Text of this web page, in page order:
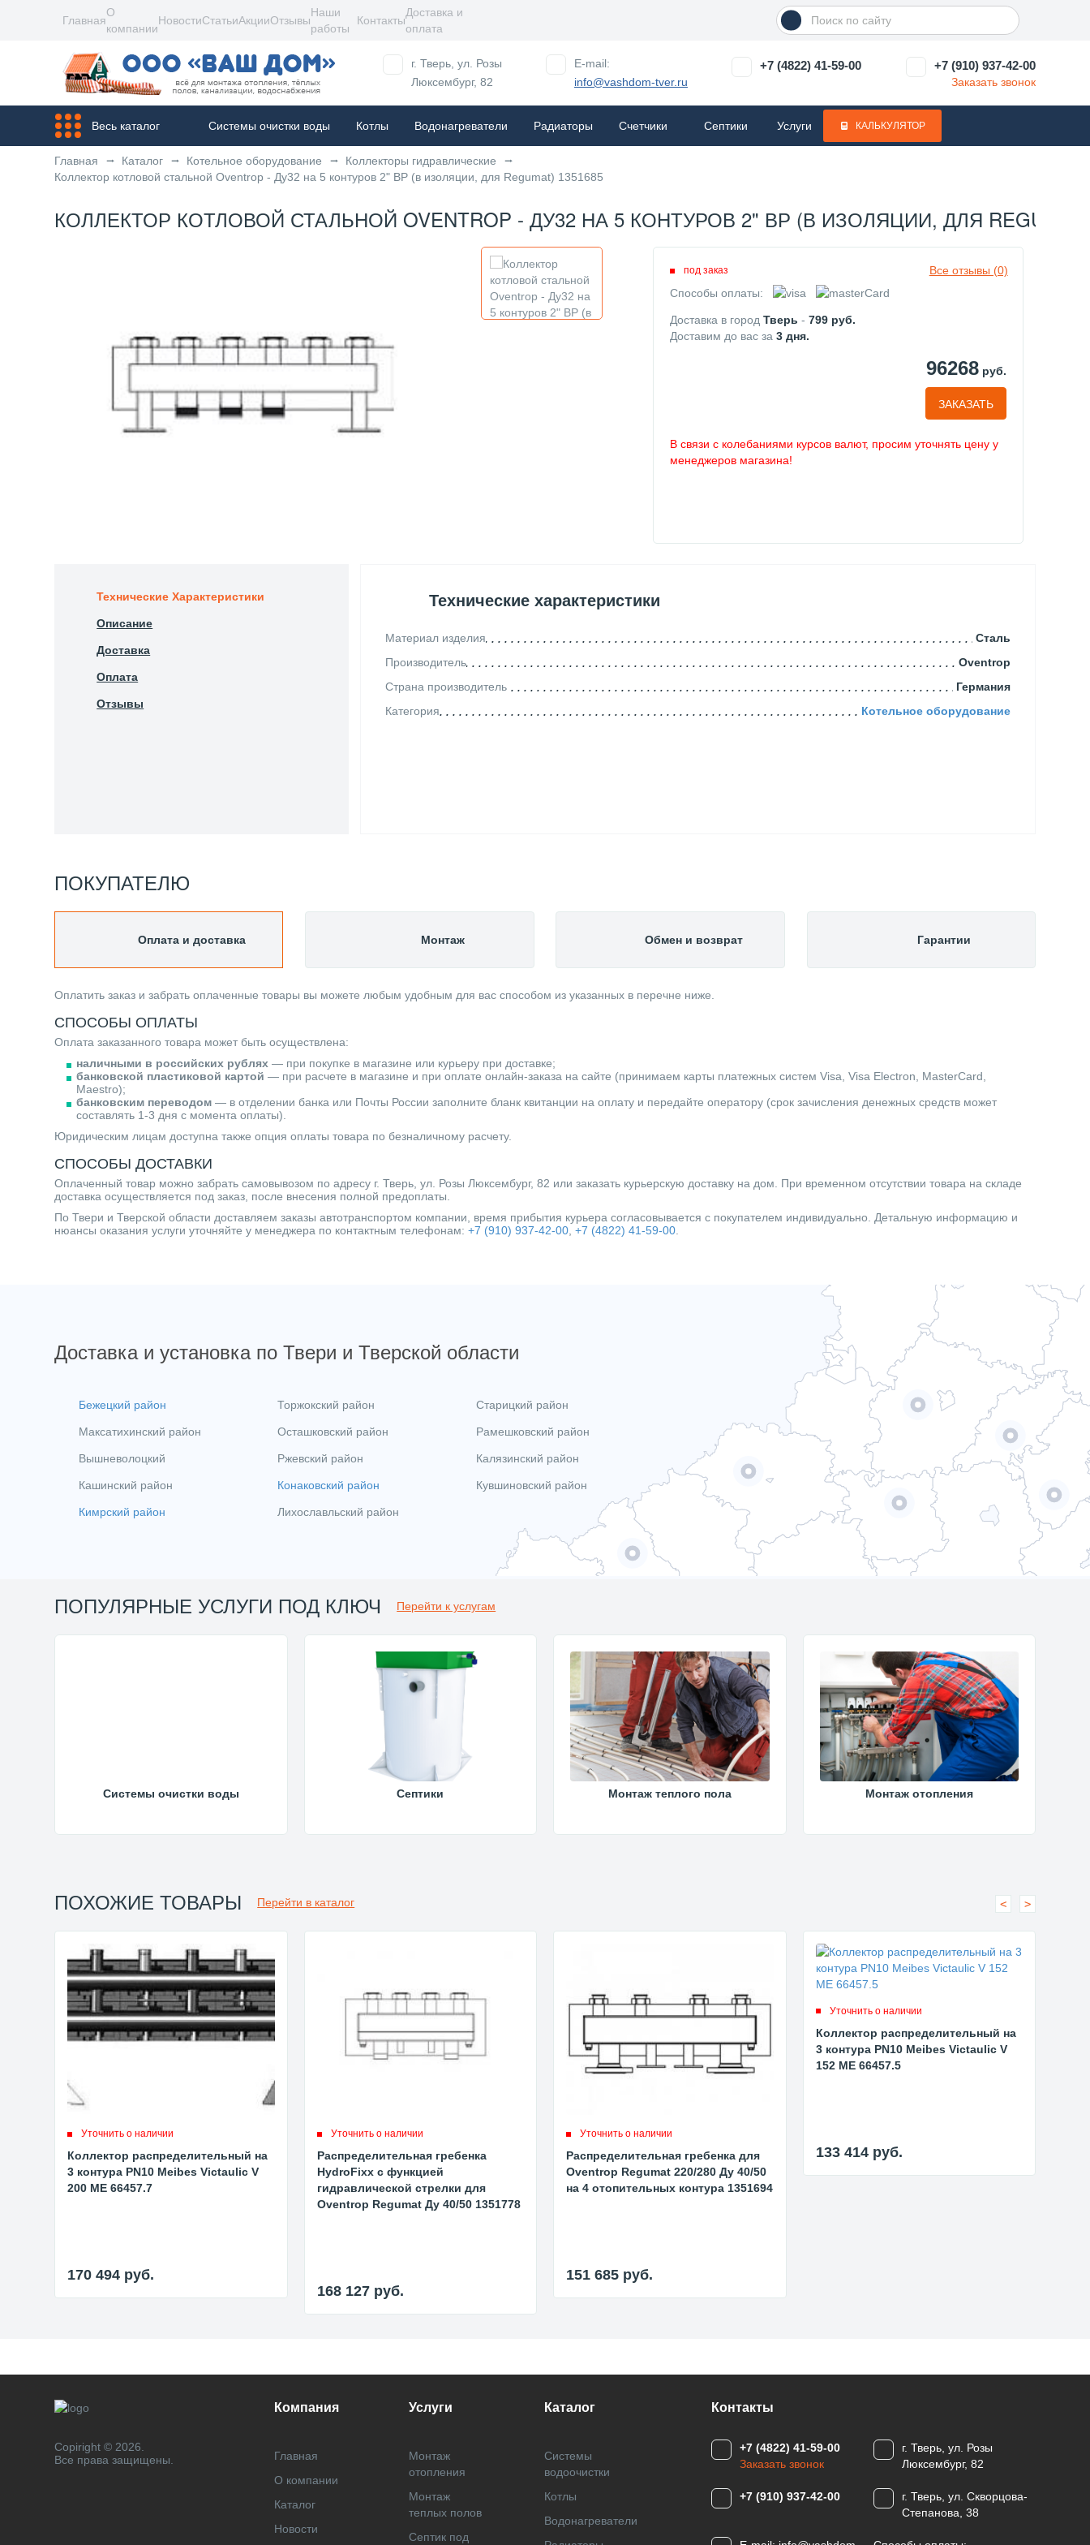
Главная
О
компании
НовостиСтатьиАкцииОтзывы
Наши
работы
Контакты
Доставка и
оплата
г. Тверь, ул. Розы
Люксембург, 82
E-mail:
info@vashdom-tver.ru
+7 (4822) 41-59-00 +7 (910) 937-42-00
Заказать звонок
Весь каталог Системы очистки воды Котлы Водонагреватели Радиаторы Cчетчики Септики Услуги КАЛЬКУЛЯТОР
Главная Каталог Котельное оборудование
Коллекторы гидравлические
Коллектор котловой стальной Oventrop - Ду32 на 5 контуров 2" ВР (в изоляции, для Regumat) 1351685
КОЛЛЕКТОР КОТЛОВОЙ СТАЛЬНОЙ OVENTROP - ДУ32 НА 5 КОНТУРОВ 2" ВР (В ИЗОЛЯЦИИ, ДЛЯ REGUMAT)
Все отзывы (0)
под заказ
Способы оплаты:
Доставка в город Тверь - 799 руб.
Доставим до вас за 3 дня.
96268руб.
ЗАКАЗАТЬ
В связи с колебаниями курсов валют, просим уточнять цену у
менеджеров магазина!
Технические Характеристики Технические характеристики
Материал изделия
Сталь
Производитель
Oventrop
Страна производитель
Германия
Категория
Котельное оборудование
Описание
Доставка
Оплата
Отзывы
ПОКУПАТЕЛЮ
Оплата и доставка
Оплатить заказ и забрать оплаченные товары вы можете любым удобным для вас способом из указанных в перечне ниже.
СПОСОБЫ ОПЛАТЫ
Оплата заказанного товара может быть осуществлена:
наличными в российских рублях — при покупке в магазине или курьеру при доставке;
банковской пластиковой картой — при расчете в магазине и при оплате онлайн-заказа на сайте (принимаем карты платежных систем Visa, Visa Electron, MasterCard,
Maestro);
банковским переводом — в отделении банка или Почты России заполните бланк квитанции на оплату и передайте оператору (срок зачисления денежных средств может
составлять 1-3 дня с момента оплаты).
Юридическим лицам доступна также опция оплаты товара по безналичному расчету.
СПОСОБЫ ДОСТАВКИ
Оплаченный товар можно забрать самовывозом по адресу г. Тверь, ул. Розы Люксембург, 82 или заказать курьерскую доставку на дом. При временном отсутствии товара на складе
доставка осуществляется под заказ, после внесения полной предоплаты.
По Твери и Тверской области доставляем заказы автотранспортом компании, время прибытия курьера согласовывается с покупателем индивидуально. Детальную информацию и
нюансы оказания услуги уточняйте у менеджера по контактным телефонам:+7 (910) 937-42-00 ,+7 (4822) 41-59-00
Монтаж Обмен и возврат Гарантии
Доставка и установка по Твери и Тверской области
Бежецкий район
Максатихинский район
Вышневолоцкий
Кашинский район
Кимрский район
Торжокский район
Осташковский район
Ржевский район
Конаковский район
Лихославльский район
Старицкий район
Рамешковский район
Калязинский район
Кувшиновский район
ПОПУЛЯРНЫЕ УСЛУГИ ПОД КЛЮЧ Перейти к услугам
Системы очистки воды Септики Монтаж теплого пола Монтаж отопления
ПОХОЖИЕ ТОВАРЫ Перейти в каталог
Уточнить о наличии
Коллектор распределительный на
3 контура PN10 Meibes Victaulic V
200 ME 66457.7
170 494 руб.
Уточнить о наличии
Распределительная гребенка
HydroFixx с функцией
гидравлической стрелки для
Oventrop Regumat Ду 40/50 1351778
168 127 руб.
Уточнить о наличии
Распределительная гребенка для
Oventrop Regumat 220/280 Ду 40/50
на 4 отопительных контура 1351694
151 685 руб.
Уточнить о наличии
Коллектор распределительный на
3 контура PN10 Meibes Victaulic V
152 ME 66457.5
133 414 руб.
< >
Copiright © 2026.
Все права защищены.
Компания
Главная
О компании
Каталог
Новости
Услуги
Монтаж
отопления
Монтаж
теплых полов
Септик под
Каталог
Системы
водоочистки
Котлы
Водонагреватели
Контакты
+7 (4822) 41-59-00
Заказать звонок
г. Тверь, ул. Розы
Люксембург, 82
+7 (910) 937-42-00
г. Тверь, ул. Скворцова-
Степанова, 38